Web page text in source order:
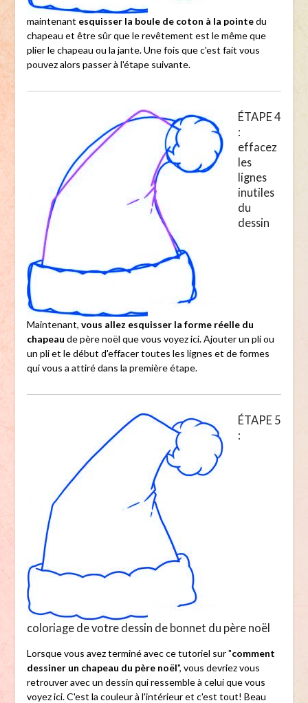
maintenant esquisser la boule de coton à la pointedu
chapeau et être sûr que le revêtement est le même que
plier le chapeau ou la jante. Une fois que c'est fait vous
pouvez alors passer à l'étape suivante.
ÉTAPE 4
:
effacez
les
lignes
inutiles
du
dessin
Maintenant, vous allez esquisser la forme réelle du
chapeau de père noël que vous voyez ici. Ajouter un pli ou
un pli et le début d'effacer toutes les lignes et de formes
qui vous a attiré dans la première étape.
ÉTAPE 5
:
coloriage de votre dessin de bonnet du père noël
Lorsque vous avez terminé avec ce tutoriel sur "comment
dessiner un chapeau du père noël", vous devriez vous
retrouver avec un dessin qui ressemble à celui que vous
voyez ici. C'est la couleur à l'intérieur et c'est tout! Beau